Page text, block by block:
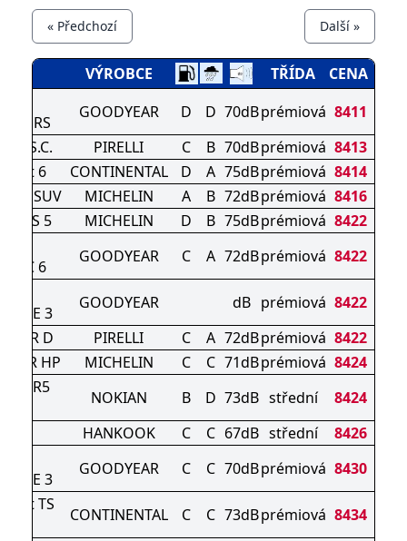
« Předchozí Další »
VÝROBCE TŘÍDA
CENA
RS
GOODYEAR D D 70dBprémiová 8411
S.C.
PIRELLI C B 70dBprémiová 8413
6
CONTINENTAL D A 75dBprémiová 8414
4 SUV
MICHELIN A B 72dBprémiová 8416
S 5
MICHELIN D B 75dBprémiová 8422
6
GOODYEAR C A 72dBprémiová 8422
3
GOODYEAR dB prémiová 8422
D
PIRELLI C A 72dBprémiová 8422
HP
MICHELIN C C 71dBprémiová 8424
R5
NOKIAN B D 73dB střední
8424
HANKOOK C C 67dB střední
8426
3
GOODYEAR C C 70dBprémiová 8430
TS
CONTINENTAL C C 73dBprémiová 8434